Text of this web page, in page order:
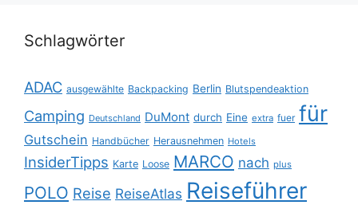
Schlagwörter
ADAC ausgewählte Backpacking Berlin Blutspendeaktion
Camping Deutschland DuMont durch Eine extra fuer für
Gutschein Handbücher Herausnehmen Hotels
InsiderTipps Karte Loose MARCO nach plus
POLO Reise ReiseAtlas Reiseführer